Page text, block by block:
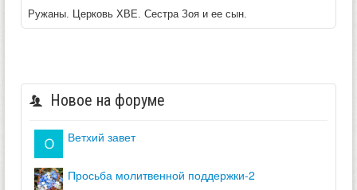
Ружаны. Церковь ХВЕ. Сестра Зоя и ее сын.
Новое на форуме
ветхий завет
просьба молитвенной поддержки-2